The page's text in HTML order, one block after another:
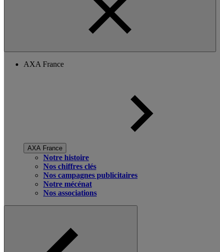
AXA France
AXA France
Notre histoire
Nos chiffres clés
Nos campagnes publicitaires
Notre mécénat
Nos associations